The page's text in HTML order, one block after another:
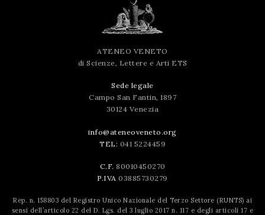
ATENEO VENETO
di Scienze, Lettere e Arti ETS
Sede legale
Campo San Fantin, 1897
30124 Venezia
info@ateneoveneto.org
TEL: 041 5224459
C.F. 80010450270
P.IVA 03885730279
Rep. n. 158803 del Registro Unico Nazionale del Terzo Settore (RUNTS) ai
sensi dell’articolo 22 del D. Lgs. del 3 luglio 2017 n. 117 e degli articoli 17 e